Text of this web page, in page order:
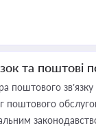
та поштові
поштового
поштового